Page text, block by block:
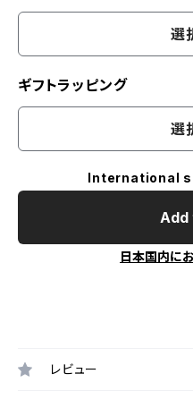
選
ギフトラッピング
選
International
日本国内に
レビュー